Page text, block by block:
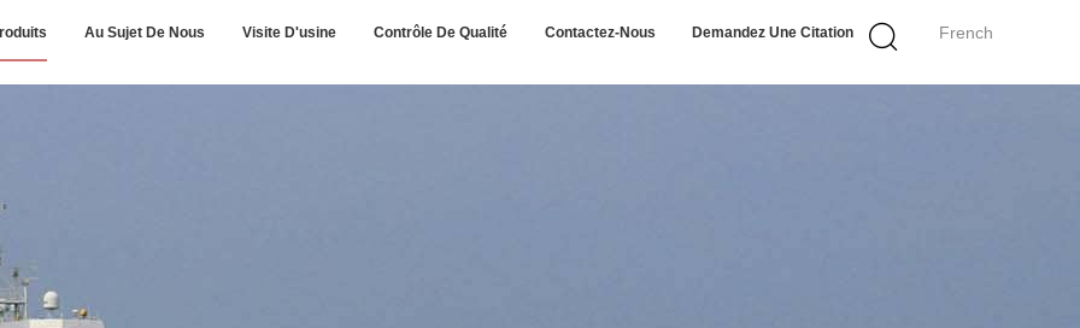
French
Au Sujet De Nous Visite D'usine Contrôle De Qualité Contactez-Nous Demandez Une Citation